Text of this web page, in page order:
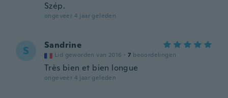
Szép.
ongeveer 4 jaar geleden
S Sandrine
Lid geworden van 2016 · 7 beoordelingen
Très bien et bien longue
ongeveer 4 jaar geleden